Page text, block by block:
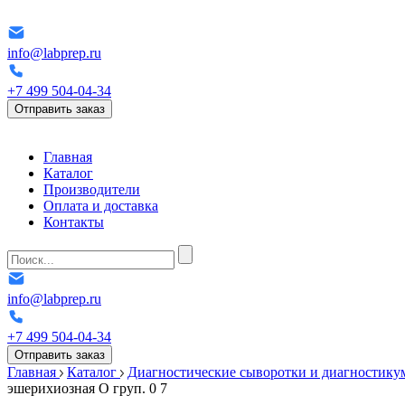
info@labprep.ru
+7 499 504-04-34
Отправить заказ
Главная
Каталог
Производители
Оплата и доставка
Контакты
info@labprep.ru
+7 499 504-04-34
Отправить заказ
Главная Каталог Диагностические сыворотки и
эшерихиозная О груп. 0 7